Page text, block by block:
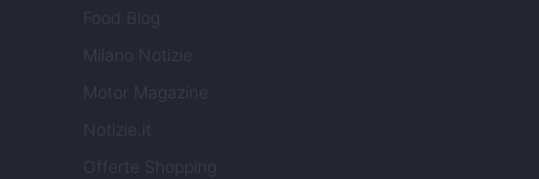
Food Blog
Milano Notizie
Motor Magazine
Notizie.it
Offerte Shopping